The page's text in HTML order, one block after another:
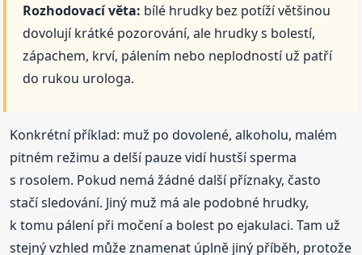
Rozhodovací věta: bílé hrudky bez potíží většinou
dovolují krátké pozorování, ale hrudky s bolestí,
zápachem, krví, pálením nebo neplodností už patří
do rukou urologa.
Konkrétní příklad: muž po dovolené, alkoholu, malém
pitném režimu a delší pauze vidí hustší sperma
s rosolem. Pokud nemá žádné další příznaky, často
stačí sledování. Jiný muž má ale podobné hrudky,
k tomu pálení při močení a bolest po ejakulaci. Tam už
stejný vzhled může znamenat úplně jiný příběh, protože